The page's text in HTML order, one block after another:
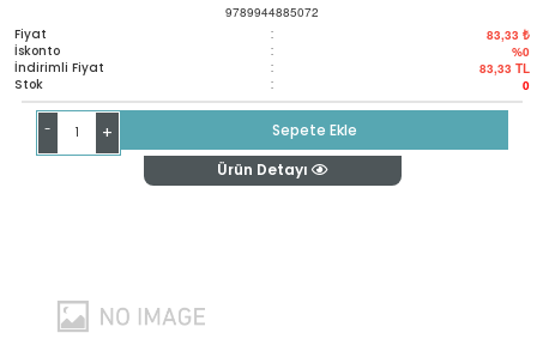
9789944885072
Fiyat : 83,33 ₺
İskonto : %0
İndirimli Fiyat : 83,33 TL
Stok : 0
- +
Sepete Ekle
Ürün Detayı